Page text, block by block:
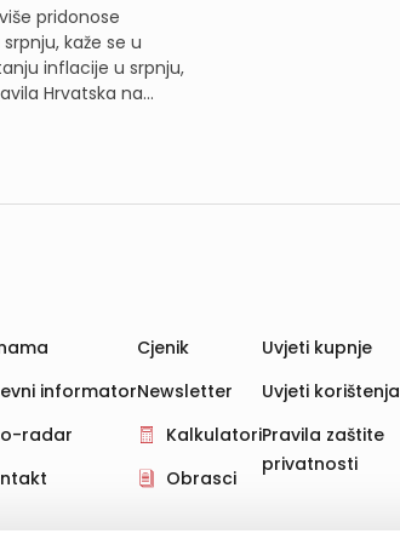
pridonose
kaže se u
inflacije u srpnju,
Hrvatska na...
informator
radar
Cjenik
Newsletter
Kalkulatori
Obrasci
Uvjeti kupnje
Uvjeti korištenja
Pravila zaštite
privatnosti